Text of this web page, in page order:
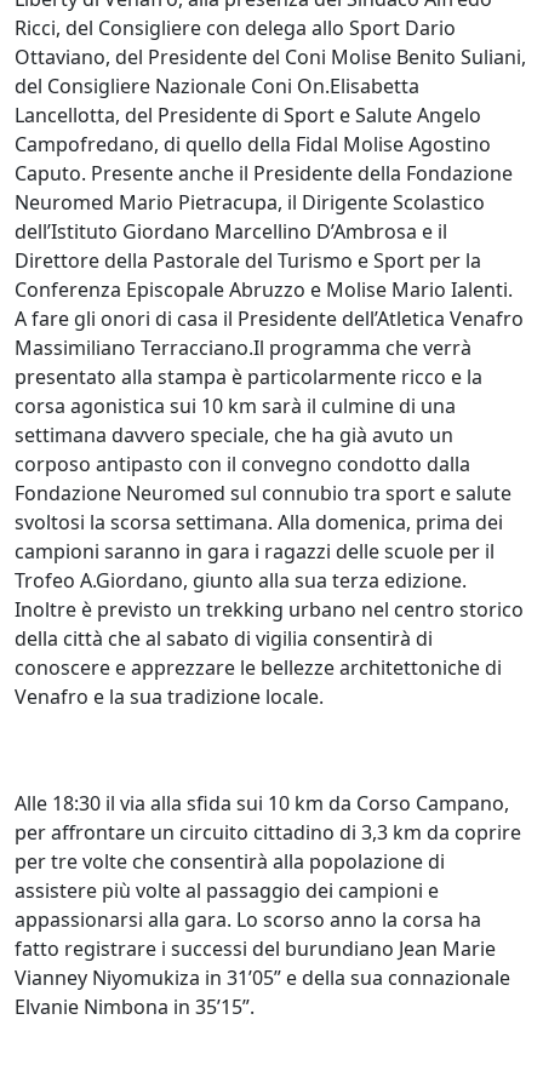
Ricci, del Consigliere con delega allo Sport Dario
Ottaviano, del Presidente del Coni Molise Benito Suliani,
del Consigliere Nazionale Coni On.Elisabetta
Lancellotta, del Presidente di Sport e Salute Angelo
Campofredano, di quello della Fidal Molise Agostino
Caputo. Presente anche il Presidente della Fondazione
Neuromed Mario Pietracupa, il Dirigente Scolastico
dell’Istituto Giordano Marcellino D’Ambrosa e il
Direttore della Pastorale del Turismo e Sport per la
Conferenza Episcopale Abruzzo e Molise Mario Ialenti.
A fare gli onori di casa il Presidente dell’Atletica Venafro
Massimiliano Terracciano.Il programma che verrà
presentato alla stampa è particolarmente ricco e la
corsa agonistica sui 10 km sarà il culmine di una
settimana davvero speciale, che ha già avuto un
corposo antipasto con il convegno condotto dalla
Fondazione Neuromed sul connubio tra sport e salute
svoltosi la scorsa settimana. Alla domenica, prima dei
campioni saranno in gara i ragazzi delle scuole per il
Trofeo A.Giordano, giunto alla sua terza edizione.
Inoltre è previsto un trekking urbano nel centro storico
della città che al sabato di vigilia consentirà di
conoscere e apprezzare le bellezze architettoniche di
Venafro e la sua tradizione locale.
Alle 18:30 il via alla sfida sui 10 km da Corso Campano,
per affrontare un circuito cittadino di 3,3 km da coprire
per tre volte che consentirà alla popolazione di
assistere più volte al passaggio dei campioni e
appassionarsi alla gara. Lo scorso anno la corsa ha
fatto registrare i successi del burundiano Jean Marie
Vianney Niyomukiza in 31’05” e della sua connazionale
Elvanie Nimbona in 35’15”.